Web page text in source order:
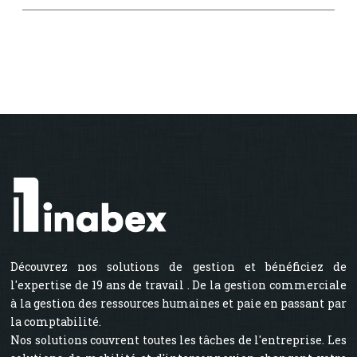
Découvrez nos solutions de gestion et bénéficiez de
l'expertise de 19 ans de travail . De la gestion commerciale
à la gestion des ressources humaines et paie en passant par
la comptabilité.
Nos solutions couvrent toutes les tâches de l'entreprise. Les